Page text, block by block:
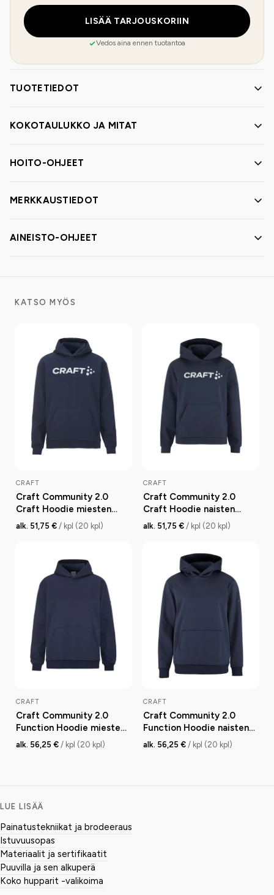
LISÄÄ TARJOUSKORIIN
Vedos aina ennen tuotantoa
TUOTETIEDOT
KOKOTAULUKKO JA MITAT
HOITO-OHJEET
MERKKAUSTIEDOT
AINEISTO-OHJEET
KATSO MYÖS
CRAFT
Craft Community 2.0
Craft Hoodie miesten
huppari
alk. 51,75 € / kpl (20 kpl)
CRAFT
Craft Community 2.0
Craft Hoodie naisten
huppari
alk. 51,75 € / kpl (20 kpl)
CRAFT
Craft Community 2.0
Function Hoodie miesten
huppari
alk. 56,25 € / kpl (20 kpl)
CRAFT
Craft Community 2.0
Function Hoodie naisten
huppari
alk. 56,25 € / kpl (20 kpl)
LUE LISÄÄ
Painatustekniikat ja brodeeraus
Istuvuusopas
Materiaalit ja sertifikaatit
Puuvilla ja sen alkuperä
Koko hupparit -valikoima